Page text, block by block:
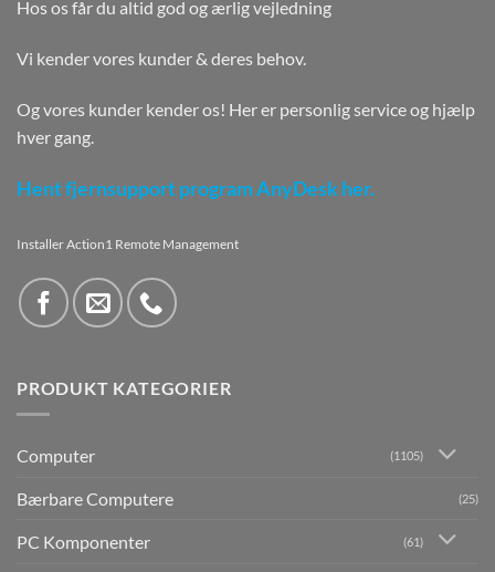
Hos os får du altid god og ærlig vejledning
Vi kender vores kunder & deres behov.
Og vores kunder kender os! Her er personlig service og hjælp
hver gang.
Hent fjernsupport program AnyDesk her.
Installer Action1 Remote Management
PRODUKT KATEGORIER
Computer (1105)
Bærbare Computere (25)
PC Komponenter (61)